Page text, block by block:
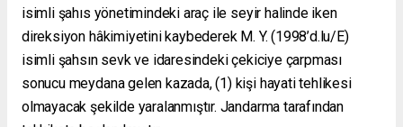
isimli şahıs yönetimindeki araç ile seyir halinde iken
direksiyon hâkimiyetini kaybederek M. Y. (1998’d.lu/E)
isimli şahsın sevk ve idaresindeki çekiciye çarpması
sonucu meydana gelen kazada, (1) kişi hayati tehlikesi
olmayacak şekilde yaralanmıştır. Jandarma tarafından